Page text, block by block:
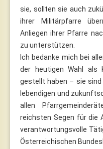
sie, sollten sie auch
ihrer Militärpfarre
Anliegen ihrer Pfarre
zu unterstützen.
Ich bedanke mich bei
der heutigen Wahl als
gestellt haben – sie
lebendigen und
allen
reichsten Segen für die
verantwortungsvolle
Österreichischen